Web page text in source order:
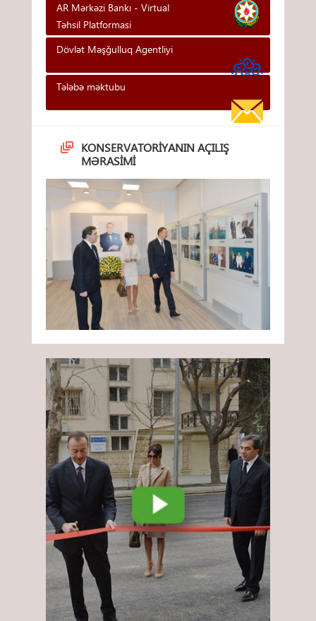
AR Mərkəzi Bankı - Vi̇rtual
Təhsi̇l Platformasi
Dövlət Məşğulluq Agentliyi
Tələbə məktubu
KONSERVATORIYANIN AÇILIŞ
MƏRASIMI